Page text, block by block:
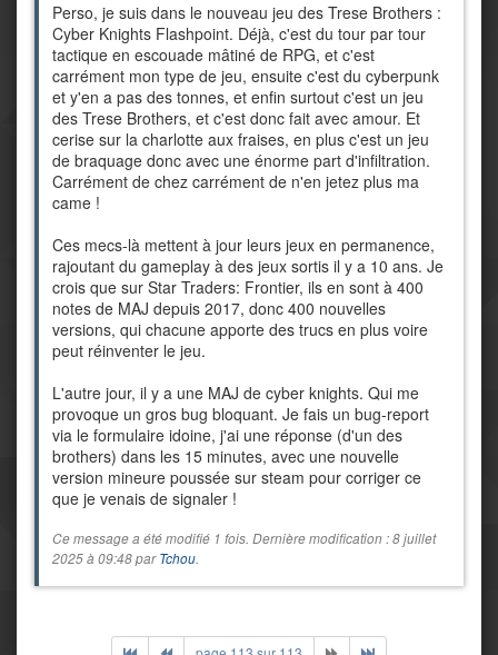
Perso, je suis dans le nouveau jeu des Trese Brothers :
Cyber Knights Flashpoint. Déjà, c'est du tour par tour
tactique en escouade mâtiné de RPG, et c'est
carrément mon type de jeu, ensuite c'est du cyberpunk
et y'en a pas des tonnes, et enfin surtout c'est un jeu
des Trese Brothers, et c'est donc fait avec amour. Et
cerise sur la charlotte aux fraises, en plus c'est un jeu
de braquage donc avec une énorme part d'infiltration.
Carrément de chez carrément de n'en jetez plus ma
came !
Ces mecs-là mettent à jour leurs jeux en permanence,
rajoutant du gameplay à des jeux sortis il y a 10 ans. Je
crois que sur Star Traders: Frontier, ils en sont à 400
notes de MAJ depuis 2017, donc 400 nouvelles
versions, qui chacune apporte des trucs en plus voire
peut réinventer le jeu.
L'autre jour, il y a une MAJ de cyber knights. Qui me
provoque un gros bug bloquant. Je fais un bug-report
via le formulaire idoine, j'ai une réponse (d'un des
brothers) dans les 15 minutes, avec une nouvelle
version mineure poussée sur steam pour corriger ce
que je venais de signaler !
Ce message a été modifié 1 fois. Dernière modification : 8 juillet
2025 à 09:48 parTchou.